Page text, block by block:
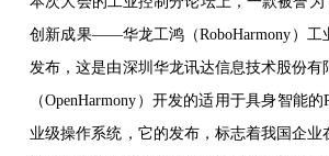
创新成果——华龙工鸿（RoboHarmony）工
发布，这是由深圳华龙讯达信息技术股份有
（OpenHarmony）开发的适用于具身智能
业级操作系统，它的发布，标志着我国企业